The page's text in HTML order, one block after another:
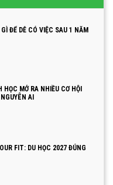
ĐỂ DỄ CÓ VIỆC SAU 1 NĂM
HỌC MỞ RA NHIỀU CƠ HỘI
AI
FIT: DU HỌC 2027 ĐÚNG